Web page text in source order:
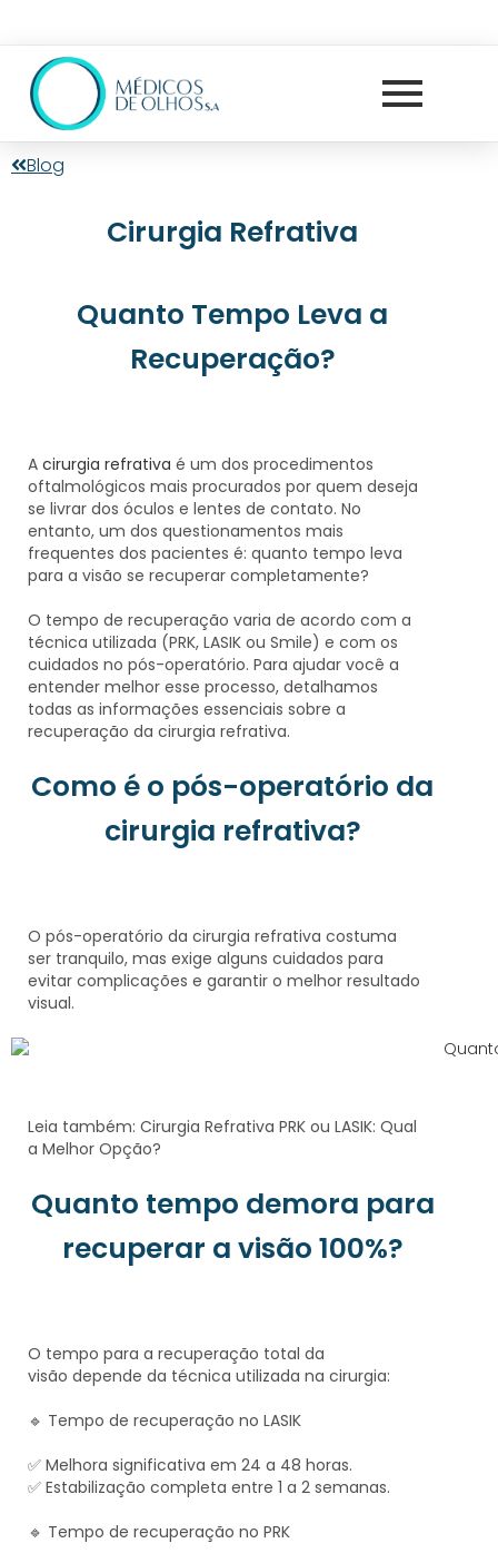
Blog
Cirurgia Refrativa
Quanto Tempo Leva a
Recuperação?
A cirurgia refrativa é um dos procedimentos
oftalmológicos mais procurados por quem deseja
se livrar dos óculos e lentes de contato. No
entanto, um dos questionamentos mais
frequentes dos pacientes é: quanto tempo leva
para a visão se recuperar completamente?
O tempo de recuperação varia de acordo com a
técnica utilizada (PRK, LASIK ou Smile) e com os
cuidados no pós-operatório. Para ajudar você a
entender melhor esse processo, detalhamos
todas as informações essenciais sobre a
recuperação da cirurgia refrativa.
Como é o pós-operatório da
cirurgia refrativa?
O pós-operatório da cirurgia refrativa costuma
ser tranquilo, mas exige alguns cuidados para
evitar complicações e garantir o melhor resultado
visual.
Leia também: Cirurgia Refrativa PRK ou LASIK: Qual
a Melhor Opção?
Quanto tempo demora para
recuperar a visão 100%?
O tempo para a recuperação total da
visão depende da técnica utilizada na cirurgia:
🔹 Tempo de recuperação no LASIK
✅ Melhora significativa em 24 a 48 horas.
✅ Estabilização completa entre 1 a 2 semanas.
🔹 Tempo de recuperação no PRK